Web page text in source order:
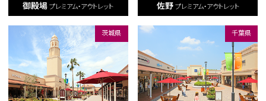
御殿場 プレミアム・アウトレット 佐野プレミアム・アウトレット
茨城県 千葉県